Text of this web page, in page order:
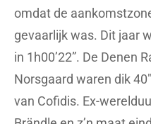
omdat de
gevaarlijk was. Dit jaar
in 1h00’22”. De Denen
Norsgaard waren dik
van Cofidis. Ex-